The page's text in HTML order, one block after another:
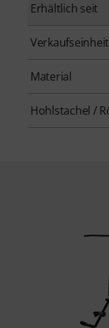
Erhältlich seit
Verkaufseinheit
Material
Hohlstachel /